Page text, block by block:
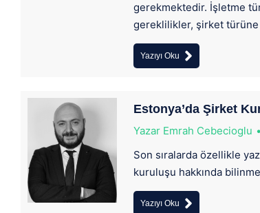
gerekmektedir. İşletme
gereklilikler, şirket türüne
Yazıyı Oku
Estonya’da Şirket
Yazar Emrah Cebecioglu
Son sıralarda özellikle
kuruluşu hakkında
Yazıyı Oku